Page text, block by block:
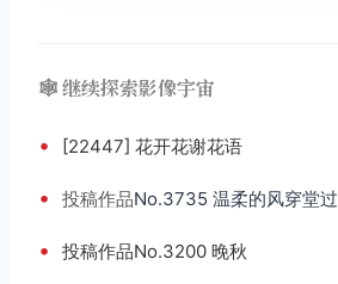
🕸️ 继续探索影像宇宙
• [22447] 花开花谢花语
• 投稿作品No.3735 温柔的风穿堂过
• 投稿作品No.3200 晚秋